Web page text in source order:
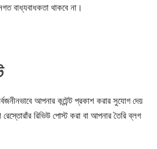
বাধ্যবাধকতা থাকবে না।
আপনার কন্টেন্ট প্রকাশ করার সুযোগ দেয়
রিভিউ পোস্ট করা বা আপনার তৈরি ব্লগ